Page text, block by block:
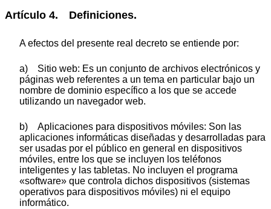
Artículo 4. Definiciones.
A efectos del presente real decreto se entiende por:
a) Sitio web: Es un conjunto de archivos electrónicos y
páginas web referentes a un tema en particular bajo un
nombre de dominio específico a los que se accede
utilizando un navegador web.
b) Aplicaciones para dispositivos móviles: Son las
aplicaciones informáticas diseñadas y desarrolladas para
ser usadas por el público en general en dispositivos
móviles, entre los que se incluyen los teléfonos
inteligentes y las tabletas. No incluyen el programa
«software» que controla dichos dispositivos (sistemas
operativos para dispositivos móviles) ni el equipo
informático.